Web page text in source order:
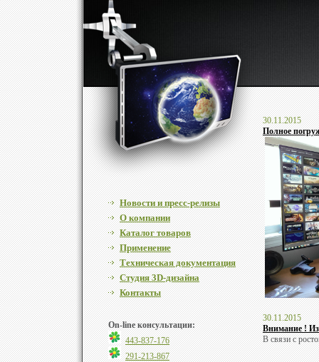
Новости и пресс-релизы
О компании
Каталог товаров
Применение
Техническая документация
Cтудия 3D-дизайна
Контакты
On-line консультации:
443-837-176
291-213-867
30.11.2015
Полное
30.11.2015
Внимание !
В связи с